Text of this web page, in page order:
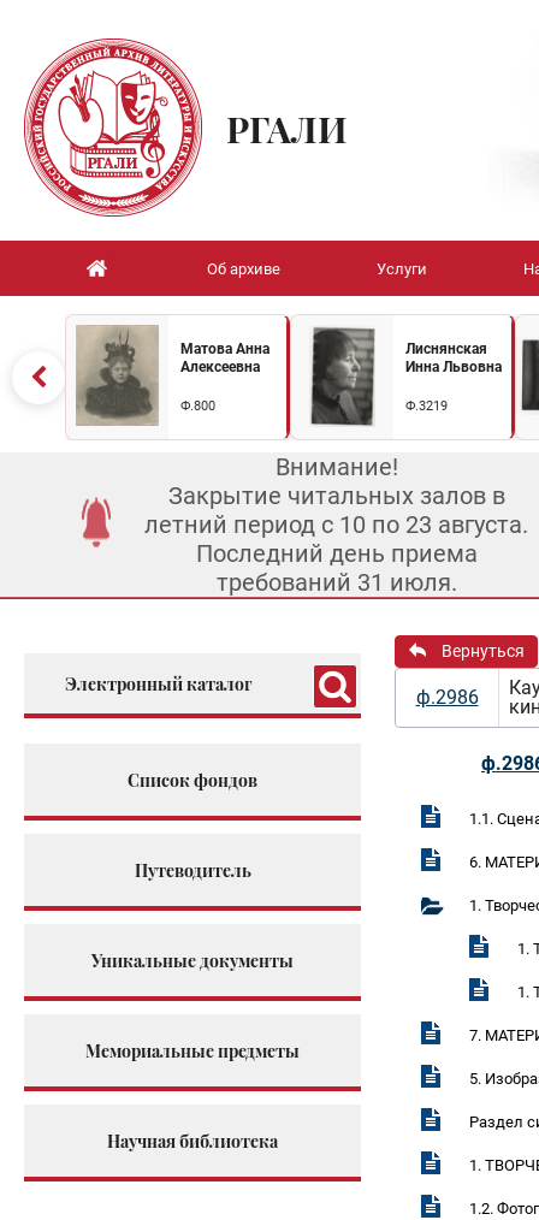
РГАЛИ
Об архиве Услуги
Матова Анна
Алексеевна
Ф.800
Лиснянская
Инна Львовна
Ф.3219
Внимание!
Закрытие читальных залов в
летний период с 10 по 23 августа.
Последний день приема
требований 31 июля.
Электронный каталог
Список фондов
Путеводитель
Уникальные документы
Мемориальные предметы
Научная библиотека
Вернуться
ф.2986
1.1.
6.
1.
1.
1.
7.
5.
Раздел
1.
1.2.